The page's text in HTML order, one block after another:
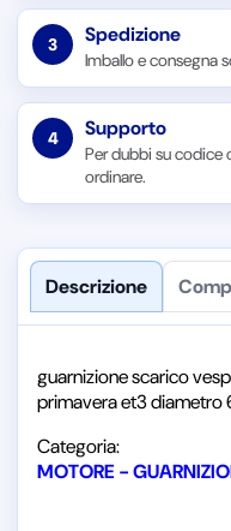
3 Spedizione
Imballo e consegna
4 Supporto
Per dubbi su
ordinare.
Descrizione
guarnizione scarico
primavera et3 diametro
Categoria:
MOTORE -